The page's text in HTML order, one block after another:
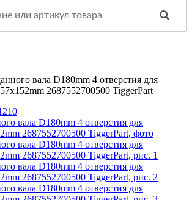
вала D180mm 4 отверстия для
2687552700500 TiggerPart